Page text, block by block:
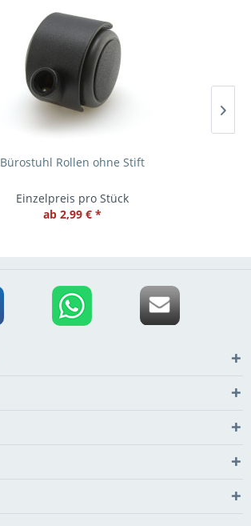
Bürostuhl Rollen ohne Stift
Einzelpreis pro Stück
ab 2,99 € *